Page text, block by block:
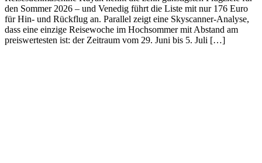
den Sommer 2026 – und Venedig führt die Liste mit nur 176 Euro
für Hin- und Rückflug an. Parallel zeigt eine Skyscanner-Analyse,
dass eine einzige Reisewoche im Hochsommer mit Abstand am
preiswertesten ist: der Zeitraum vom 29. Juni bis 5. Juli […]